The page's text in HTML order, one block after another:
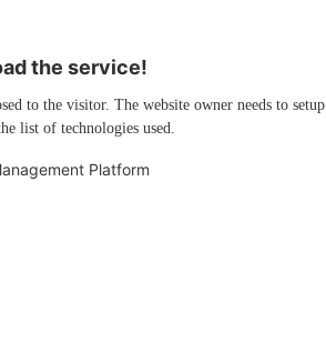
the service!
to the visitor. The website owner needs to setup
list of technologies used.
Platform